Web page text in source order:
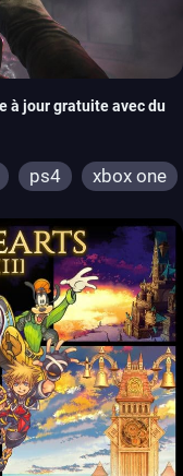
à jour gratuite avec du
ps4 xbox one